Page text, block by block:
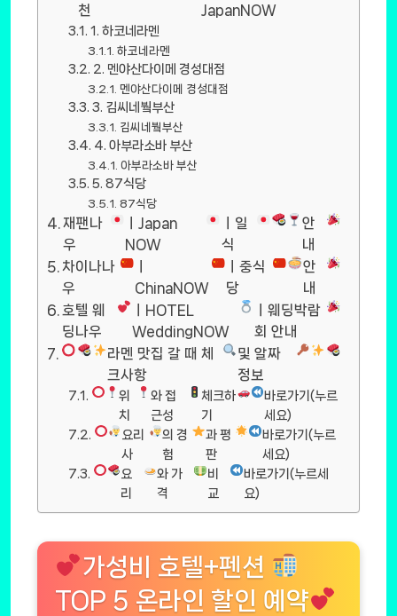
천
JapanNOW
1. 하코네라멘
하코네라멘
2. 멘야산다이메 경성대점
멘야산다이메 경성대점
3. 김씨네붴부산
김씨네붴부산
4. 아부라소바 부산
아부라소바 부산
5. 87식당
87식당
재팬나
우
ㅣJapan
NOW
ㅣ일
식
안
내
차이나나
우
ChinaNOW
ㅣ중식
당
안
내
호텔 웨
딩나우
ㅣHOTEL
WeddingNOW
ㅣ웨딩박람
회 안내
라멘 맛집 갈 때 체
크사항
및 알짜
정보
위
치
와 접
근성
체크하
기
바로가기(누르
세요)
요리
사
의 경
험
과 평
판
바로가기(누르
세요)
요
리
와 가
격
비
교
바로가기(누르세
요)
가성비 호텔+펜션
TOP 5 온라인 할인 예약